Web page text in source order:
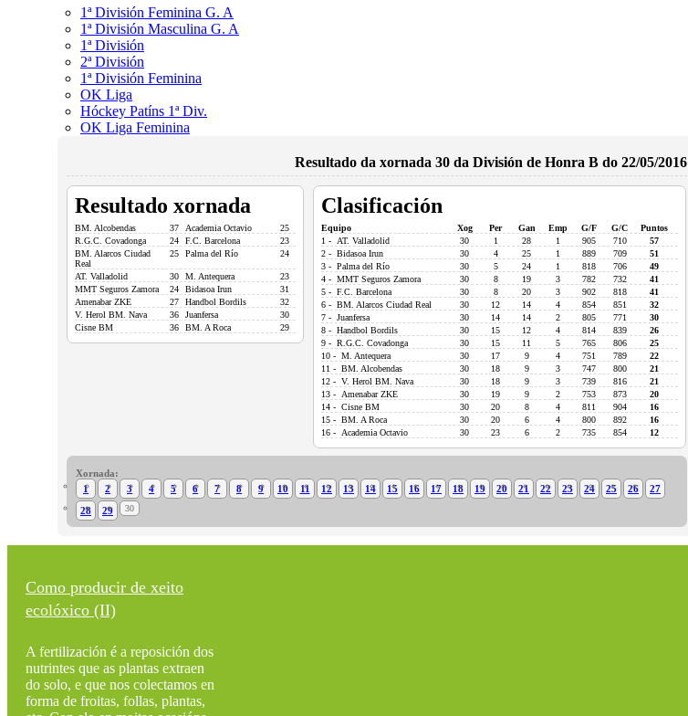
1ª División Feminina G. A
1ª División Masculina G. A
1ª División
2ª División
1ª División Feminina
OK Liga
Hóckey Patíns 1ª Div.
OK Liga Feminina
Resultado da xornada 30 da División de Honra B do 22/05/2016
Resultado xornada
BM. Alcobendas 37 Academia Octavio
25
R.G.C. Covadonga
24 F.C. Barcelona
23
BM. Alarcos Ciudad
Real
25 Palma del Río 24
AT. Valladolid 30 M. Antequera
23
MMT Seguros Zamora
24 Bidasoa Irun
31
Amenabar ZKE
27 Handbol Bordils
32
V. Herol BM. Nava
36 Juanfersa
30
Cisne BM
36 BM. A Roca 29
Clasificación
Equipo Xog Per Gan Emp G/F G/C
Puntos
1 - AT. Valladolid
30 1 28 1 905 710
57
2 - Bidasoa Irun
30 4 25 1 889 709
51
3 - Palma del Río
30 5 24 1 818 706
49
4 - MMT Seguros Zamora
30 8 19 3 782 732
41
5 - F.C. Barcelona
30 8 20 3 902 818
41
6 - BM. Alarcos Ciudad Real
30 12 14 4 854 851
32
7 - Juanfersa
30 14 14 2 805 771
30
8 - Handbol Bordils
30 15 12 4 814 839
26
9 - R.G.C. Covadonga
30 15 11 5 765 806
25
10 - M. Antequera
30 17 9 4 751 789
22
11 - BM. Alcobendas
30 18 9 3 747 800
21
12 - V. Herol BM. Nava
30 18 9 3 739 816
21
13 - Amenabar ZKE
30 19 9 2 753 873
20
14 - Cisne BM
30 20 8 4 811 904
16
15 - BM. A Roca
30 20 6 4 800 892
16
16 - Academia Octavio
30 23 6 2 735 854 12
Xornada:
1
2 3 4 5 6 7 8 9 10 11 12 13 14 15 16 17 18 19 20 21 22 23 24 25 26
27
28
29 30
Como producir de xeito
ecolóxico (II)
A fertilización é a reposición dos
nutrintes que as plantas extraen
do solo, e que nos colectamos en
forma de froitas, follas, plantas,